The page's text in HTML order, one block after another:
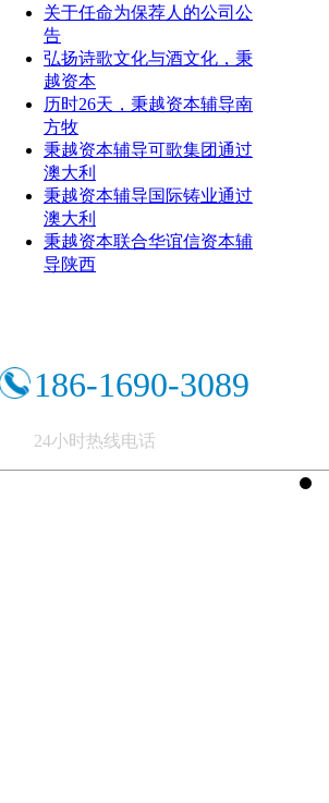
关于任命为保荐人的公司公
告
弘扬诗歌文化与酒文化，秉
越资本
历时26天，秉越资本辅导南
方牧
秉越资本辅导可歌集团通过
澳大利
秉越资本辅导国际铸业通过
澳大利
秉越资本联合华谊信资本辅
导陕西
186-1690-3089
24小时热线电话